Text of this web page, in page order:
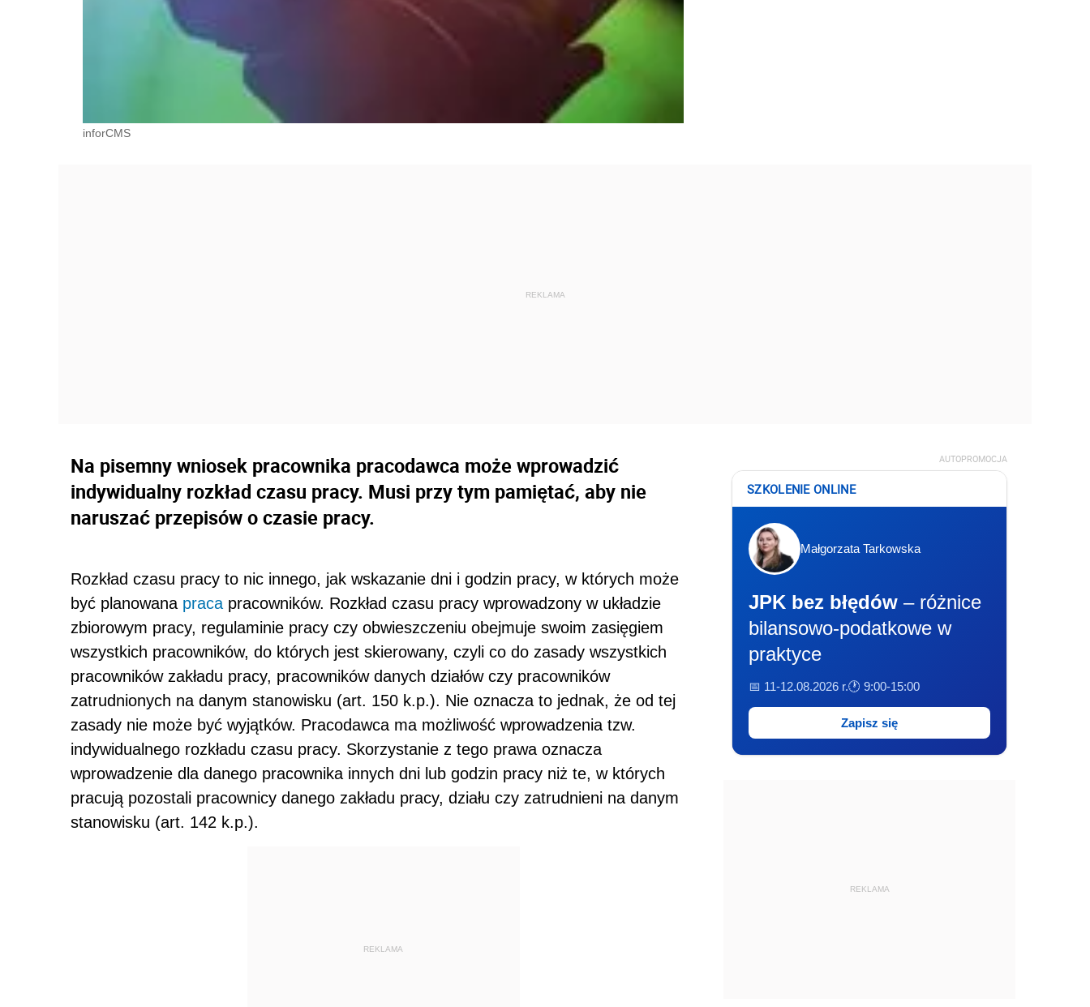
inforCMS
Na pisemny wniosek pracownika pracodawca może wprowadzić
indywidualny rozkład czasu pracy. Musi przy tym pamiętać, aby nie
naruszać przepisów o czasie pracy.
Rozkład czasu pracy to nic innego, jak wskazanie dni i godzin pracy, w których może
być planowana praca pracowników. Rozkład czasu pracy wprowadzony w układzie
zbiorowym pracy, regulaminie pracy czy obwieszczeniu obejmuje swoim zasięgiem
wszystkich pracowników, do których jest skierowany, czyli co do zasady wszystkich
pracowników zakładu pracy, pracowników danych działów czy pracowników
zatrudnionych na danym stanowisku (art. 150 k.p.). Nie oznacza to jednak, że od tej
zasady nie może być wyjątków. Pracodawca ma możliwość wprowadzenia tzw.
indywidualnego rozkładu czasu pracy. Skorzystanie z tego prawa oznacza
wprowadzenie dla danego pracownika innych dni lub godzin pracy niż te, w których
pracują pozostali pracownicy danego zakładu pracy, działu czy zatrudnieni na danym
stanowisku (art. 142 k.p.).
REKLAMA
AUTOPROMOCJA
SZKOLENIE ONLINE
Małgorzata Tarkowska
JPK bez błędów – różnice
bilansowo-podatkowe w
praktyce
📅 11-12.08.2026 r.🕐 9:00-15:00
Zapisz się
REKLAMA